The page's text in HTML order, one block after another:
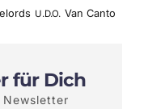
U.D.O. Van Canto
für Dich